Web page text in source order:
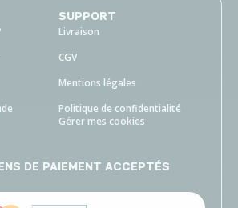
SUPPORT
Livraison
CGV
Mentions légales
Politique de confidentialité
Gérer mes cookies
DE PAIEMENT ACCEPTÉS